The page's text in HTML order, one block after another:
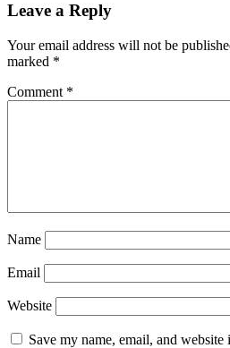
Leave a Reply
Your email address will not be
marked *
Comment *
Name
Email
Website
Save my name, email, and